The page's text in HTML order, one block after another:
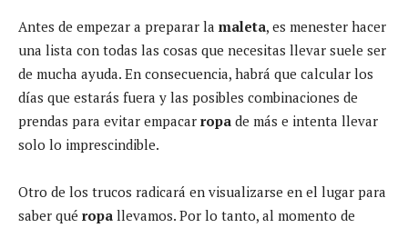
Antes de empezar a preparar la maleta, es menester hacer
una lista con todas las cosas que necesitas llevar suele ser
de mucha ayuda. En consecuencia, habrá que calcular los
días que estarás fuera y las posibles combinaciones de
prendas para evitar empacar ropa de más e intenta llevar
solo lo imprescindible.
Otro de los trucos radicará en visualizarse en el lugar para
saber qué ropa llevamos. Por lo tanto, al momento de